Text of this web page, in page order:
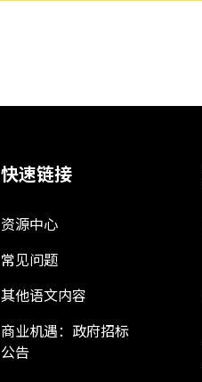
快速链接
资源中心
常见问题
其他语文内容
商业机遇：政府招标
公告